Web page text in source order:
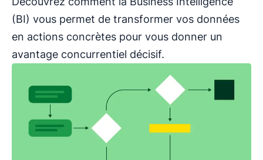
(BI) vous permet de transformer vos données
en actions concrètes pour vous donner un
avantage concurrentiel décisif.